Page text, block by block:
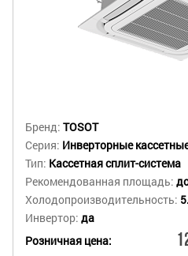
Бренд: TOSOT
Серия: Инверторные
Тип: Кассетная сплит-система
Рекомендованная площадь:
Холодопроизводительность:
Инвертор: да
Розничная цена: